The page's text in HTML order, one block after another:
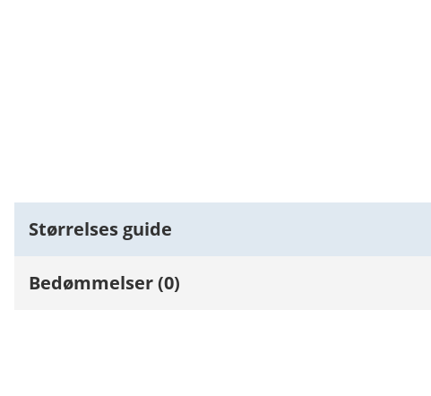
Størrelses guide
Bedømmelser (0)